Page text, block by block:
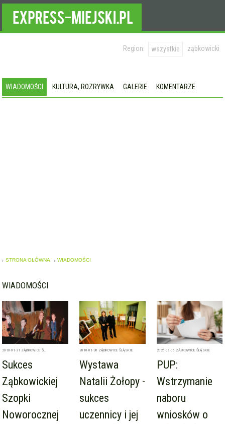
Region: wszystkie ząbkowicki
WIADOMOŚCI KULTURA, ROZRYWKA GALERIE KOMENTARZE
STRONA GŁÓWNA WIADOMOŚCI
WIADOMOŚCI
2010-01-31 ZĄBKOWICE ŚL.
Sukces
Ząbkowickiej
Szopki
Noworocznej
2010-01-30 ZĄBKOWICE ŚLĄSKIE
Wystawa
Natalii Żołopy -
sukces
uczennicy i jej
2026-08-06 ZĄBKOWICE ŚLĄSKIE
PUP:
Wstrzymanie
naboru
wniosków o